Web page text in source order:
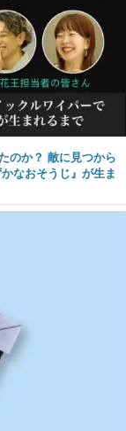
のか？ 敵に見つから
なおそうじ』が生ま